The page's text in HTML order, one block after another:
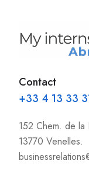
Contact
+33 4 13 33
152 Chem. de la
13770 Venelles.